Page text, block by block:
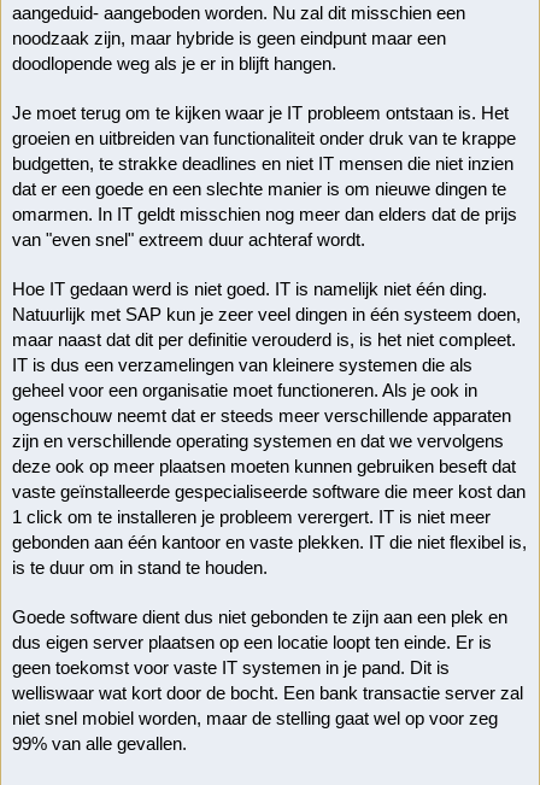
aangeduid- aangeboden worden. Nu zal dit misschien een
noodzaak zijn, maar hybride is geen eindpunt maar een
doodlopende weg als je er in blijft hangen.
Je moet terug om te kijken waar je IT probleem ontstaan is. Het
groeien en uitbreiden van functionaliteit onder druk van te krappe
budgetten, te strakke deadlines en niet IT mensen die niet inzien
dat er een goede en een slechte manier is om nieuwe dingen te
omarmen. In IT geldt misschien nog meer dan elders dat de prijs
van "even snel" extreem duur achteraf wordt.
Hoe IT gedaan werd is niet goed. IT is namelijk niet één ding.
Natuurlijk met SAP kun je zeer veel dingen in één systeem doen,
maar naast dat dit per definitie verouderd is, is het niet compleet.
IT is dus een verzamelingen van kleinere systemen die als
geheel voor een organisatie moet functioneren. Als je ook in
ogenschouw neemt dat er steeds meer verschillende apparaten
zijn en verschillende operating systemen en dat we vervolgens
deze ook op meer plaatsen moeten kunnen gebruiken beseft dat
vaste geïnstalleerde gespecialiseerde software die meer kost dan
1 click om te installeren je probleem verergert. IT is niet meer
gebonden aan één kantoor en vaste plekken. IT die niet flexibel is,
is te duur om in stand te houden.
Goede software dient dus niet gebonden te zijn aan een plek en
dus eigen server plaatsen op een locatie loopt ten einde. Er is
geen toekomst voor vaste IT systemen in je pand. Dit is
welliswaar wat kort door de bocht. Een bank transactie server zal
niet snel mobiel worden, maar de stelling gaat wel op voor zeg
99% van alle gevallen.